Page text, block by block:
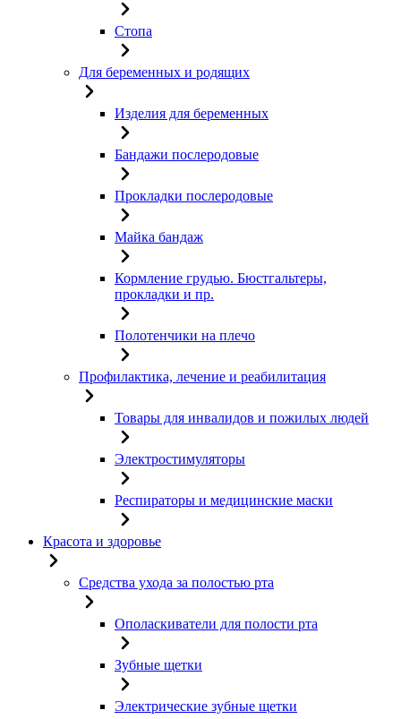
Стопа
Для беременных и родящих
Изделия для беременных
Бандажи послеродовые
Прокладки послеродовые
Майка бандаж
Кормление грудью. Бюстгальтеры,
прокладки и пр.
Полотенчики на плечо
Профилактика, лечение и реабилитация
Товары для инвалидов и пожилых людей
Электростимуляторы
Респираторы и медицинские маски
Красота и здоровье
Средства ухода за полостью рта
Ополаскиватели для полости рта
Зубные щетки
Электрические зубные щетки